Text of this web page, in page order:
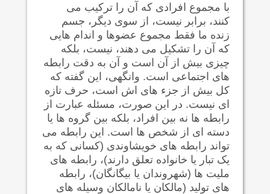
با مجموع افرادی که آن را ترکیب می
کنند، برابر نیست، از سوی دیگر، جسم
زنده ما فقط مجموع عضوها و اندام هایی
که آن را تشکيل می دهند، نیست، بلکه
چیزی بیش از آن است و آن به دقت رابطه
های اجتماعی است. وانگهی، این گفته که
کل بیش از جزء های اش است، حرف تازه
ای نیست. در این صورت، مسئله عبارت از
رابطه ها نه بین افراد، بلکه بین گروه ها یا
دسته ای از شخص ها است. این رابطه می
تواند رابطه های خویشاوندی (کسانی که به
یک تبار یا خانواده تعلق دارند)، رابطه های
ملیت ها (شهروندان یا بیگانگان)، رابطه
های تولید (مالکان یا نامالکان وسیله های